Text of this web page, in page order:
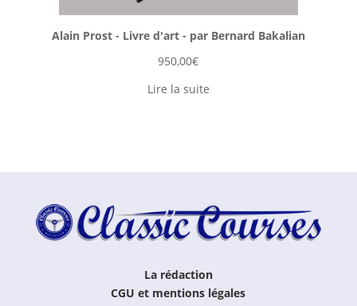
Alain Prost - Livre d'art - par Bernard Bakalian
950,00€
Lire la suite
La rédaction
CGU et mentions légales